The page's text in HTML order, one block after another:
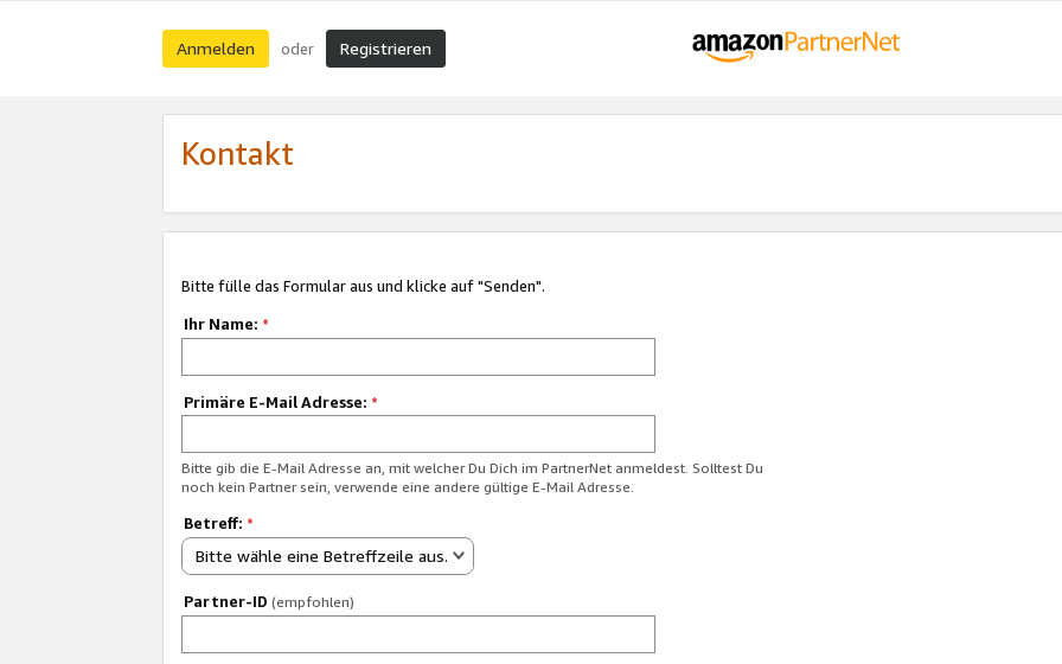
Anmelden oder Registrieren
Kontakt
Bitte fülle das Formular aus und klicke auf "Senden".
Ihr Name: *
Primäre E-Mail Adresse: *
Bitte gib die E-Mail Adresse an, mit welcher Du Dich im PartnerNet anmeldest. Solltest Du
noch kein Partner sein, verwende eine andere gültige E-Mail Adresse.
Betreff: *
Bitte wähle eine Betreffzeile aus.
Partner-ID (empfohlen)